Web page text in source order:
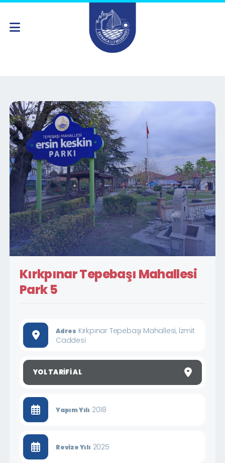
Kırkpınar Tepebaşı Mahallesi
Park 5
Adres Kırkpınar Tepebaşı Mahallesi, İzmit
Caddesi
YOL TARIFI AL
Yapım Yılı 2018
Revize Yılı 2025